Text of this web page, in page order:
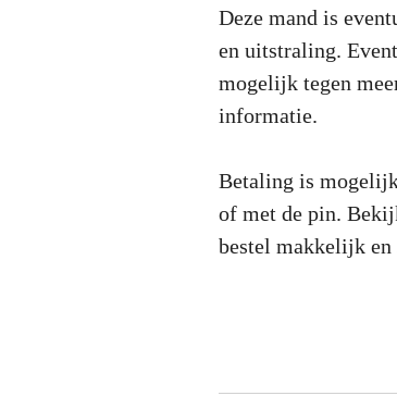
Deze mand is
en uitstraling.
mogelijk tegen
informatie.
Betaling is
of met de pin.
bestel makkelijk en